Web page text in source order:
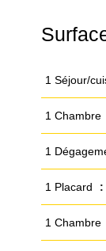
1 Séjour/
1 Chambre
1
1 Placard
1 Chambre